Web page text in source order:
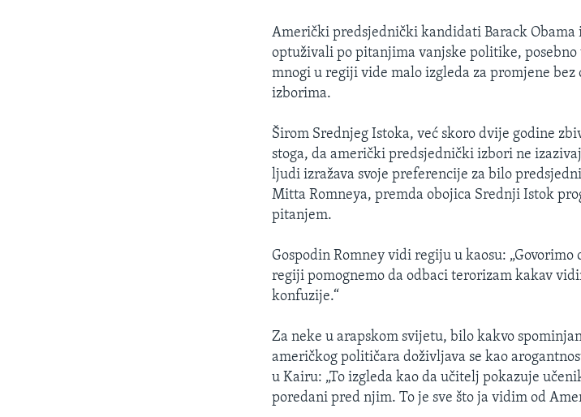
Američki predsjednički kandidati Barack Obama
optuživali po pitanjima vanjske politike,
mnogi u regiji vide malo izgleda za promjene
izborima.
Širom Srednjeg Istoka, već skoro dvije godine
stoga, da američki predsjednički izbori ne
ljudi izražava svoje preferencije za bilo
Mitta Romneya, premda obojica Srednji Istok
pitanjem.
Gospodin Romney vidi regiju u kaosu:
regiji pomognemo da odbaci terorizam kakav
konfuzije.“
Za neke u arapskom svijetu, bilo kakvo
američkog političara doživljava se kao
u Kairu: „To izgleda kao da učitelj pokazuje
poredani pred njim. To je sve što ja vidim od